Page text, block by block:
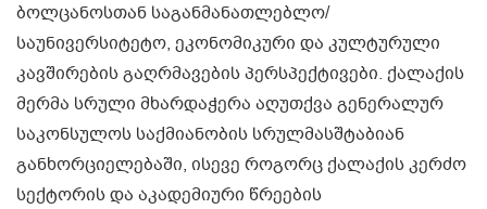
ბოლცანოსთან საგანმანათლებლო/
საუნივერსიტეტო, ეკონომიკური და კულტურული
კავშირების გაღრმავების პერსპექტივები. ქალაქის
მერმა სრული მხარდაჭერა აღუთქვა გენერალურ
საკონსულოს საქმიანობის სრულმასშტაბიან
განხორციელებაში, ისევე როგორც ქალაქის კერძო
სექტორის და აკადემიური წრეების